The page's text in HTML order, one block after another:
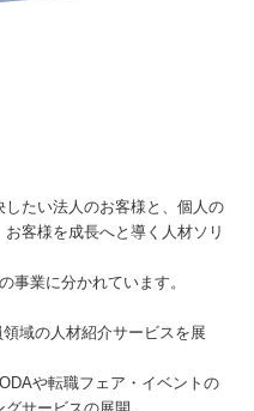
たい法人のお客様と、個人の
客様を成長へと導く人材ソリ
事業に分かれています。
域の人材紹介サービスを展
や転職フェア・イベントの